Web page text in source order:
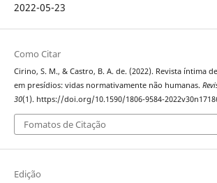
2022-05-23
Como Citar
Cirino, S. M., & Castro, B. A. de. (2022). Revista íntima
em presídios: vidas normativamente não humanas.
30(1). https://doi.org/10.1590/1806-9584-
Fomatos de Citação
Edição